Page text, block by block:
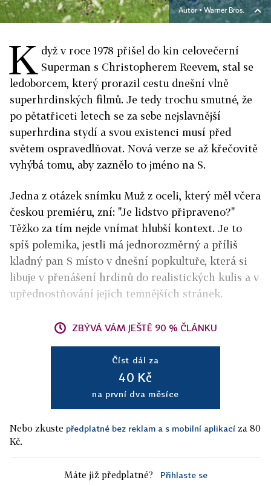
Autor ▪Warner Bros.
K dyž v roce 1978 přišel do kin celovečerní
Superman s Christopherem Reevem, stal se
ledoborcem, který prorazil cestu dnešní vlně
superhrdinských filmů. Je tedy trochu smutné, že
po pětatřiceti letech se za sebe nejslavnější
superhrdina stydí a svou existenci musí před
světem ospravedlňovat. Nová verze se až křečovitě
vyhýbá tomu, aby zaznělo to jméno na S.
Jedna z otázek snímku Muž z oceli, který měl včera
českou premiéru, zní: "Je lidstvo připraveno?"
Těžko za tím nejde vnímat hlubší kontext. Je to
spíš polemika, jestli má jednorozměrný a příliš
kladný pan S místo v dnešní popkultuře, která si
libuje v přenášení hrdinů do realistických kulis a v
upřednostňování jejich temnějších stránek.
ZBÝVÁ VÁM JEŠTĚ 90 % ČLÁNKU
Číst dál za
40 Kč
na první dva měsíce
Nebo zkuste předplatné bez reklam a s mobilní aplikací za 80
Kč.
Máte již předplatné? Přihlaste se